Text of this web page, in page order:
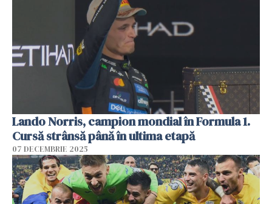
Lando Norris, campion mondial în Formula 1.
Cursă strânsă până în ultima etapă
07 DECEMBRIE 2025